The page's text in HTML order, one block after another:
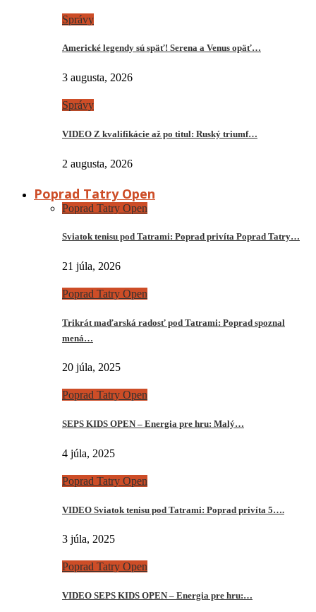
Správy
Americké legendy sú späť! Serena a Venus opäť…
3 augusta, 2026
Správy
VIDEO Z kvalifikácie až po titul: Ruský triumf…
2 augusta, 2026
Poprad Tatry Open
Poprad Tatry Open
Sviatok tenisu pod Tatrami: Poprad privíta Poprad Tatry…
21 júla, 2026
Poprad Tatry Open
Trikrát maďarská radosť pod Tatrami: Poprad spoznal
mená…
20 júla, 2025
Poprad Tatry Open
SEPS KIDS OPEN – Energia pre hru: Malý…
4 júla, 2025
Poprad Tatry Open
VIDEO Sviatok tenisu pod Tatrami: Poprad privíta 5….
3 júla, 2025
Poprad Tatry Open
VIDEO SEPS KIDS OPEN – Energia pre hru:…